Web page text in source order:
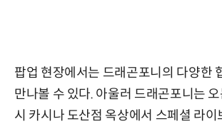
팝업 현장에서는 드래곤포니의 다양한
만나볼 수 있다. 아울러 드래곤포니는
시 카시나 도산점 옥상에서 스페셜 라이